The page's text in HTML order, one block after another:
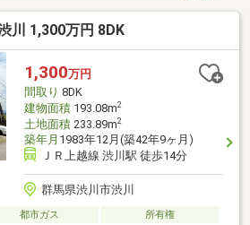
川 1,300万円 8DK
1,300万円
間取り 8DK
建物面積193.08m2
土地面積233.89m2
築年月 1983年12月(築42年9ヶ月)
ＪＲ上越線 渋川駅 徒歩14分
群馬県渋川市渋川
都市ガス 所有権